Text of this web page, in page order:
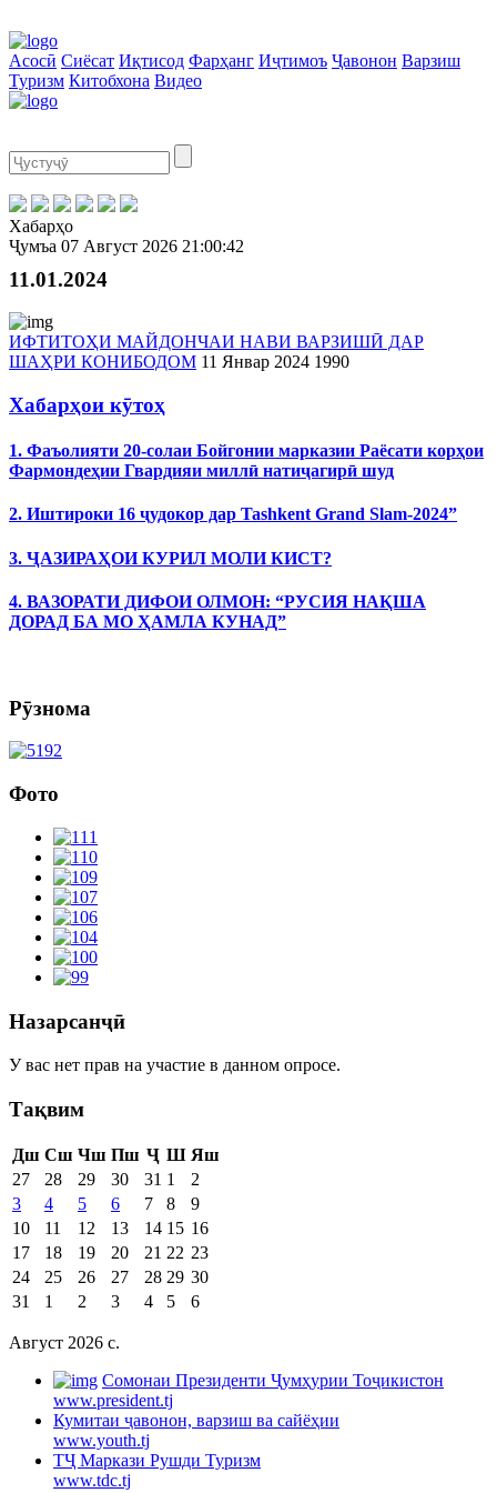
Асосӣ Сиёсат Иқтисод Фарҳанг Иҷтимоъ Ҷавонон Варзиш
Туризм Китобхона Видео
Хабарҳо
Ҷумъа 07 Август 2026 21:00:42
11.01.2024
ИФТИТОҲИ МАЙДОНЧАИ НАВИ ВАРЗИШӢ ДАР
ШАҲРИ КОНИБОДОМ 11 Январ 2024 1990
Хабарҳои кӯтоҳ
1. Фаъолияти 20-солаи Бойгонии марказии Раёсати корҳои
Фармондеҳии Гвардияи миллӣ натиҷагирӣ шуд
2. Иштироки 16 ҷудокор дар Tashkent Grand Slam-2024”
3. ҶАЗИРАҲОИ КУРИЛ МОЛИ КИСТ?
4. ВАЗОРАТИ ДИФОИ ОЛМОН: “РУСИЯ НАҚША
ДОРАД БА МО ҲАМЛА КУНАД”
Рӯзнома
Фото
Назарсанҷӣ
У вас нет прав на участие в данном опросе.
Тақвим
Дш Сш Чш Пш Ҷ Ш Яш
27
28 29 30 31 1
2
3
4 5 6 7 8
9
10
11 12 13 14 15 16
17
18 19 20 21 22 23
24
25 26 27 28 29 30
31
1 2 3 4 5 6
Август 2026 c.
Cомонаи Президенти Ҷумҳурии Тоҷикистон
www.president.tj
Кумитаи ҷавонон, варзиш ва сайёҳии
www.youth.tj
ТҶ Маркази Рушди Туризм
www.tdc.tj